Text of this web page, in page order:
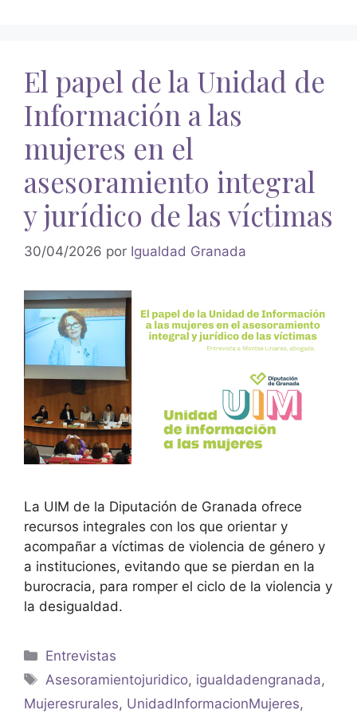
El papel de la Unidad de
Información a las
mujeres en el
asesoramiento integral
y jurídico de las víctimas
30/04/2026 por Igualdad Granada
La UIM de la Diputación de Granada ofrece
recursos integrales con los que orientar y
acompañar a víctimas de violencia de género y
a instituciones, evitando que se pierdan en la
burocracia, para romper el ciclo de la violencia y
la desigualdad.
Entrevistas
Asesoramientojuridico, igualdadengranada,
Mujeresrurales, UnidadInformacionMujeres,